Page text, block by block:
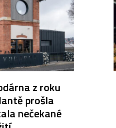
z roku
prošla
nečekané